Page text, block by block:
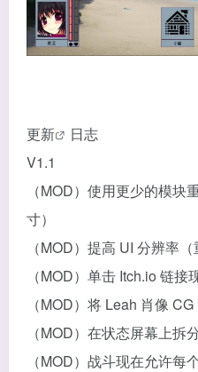
更新
日志
V1.1
（MOD）使用更少的模块
寸）
（MOD）提高 UI 分辨率
（MOD）单击 Itch.io 链接
（MOD）将 Leah 肖像
（MOD）在状态屏幕上拆
（MOD）战斗现在允许